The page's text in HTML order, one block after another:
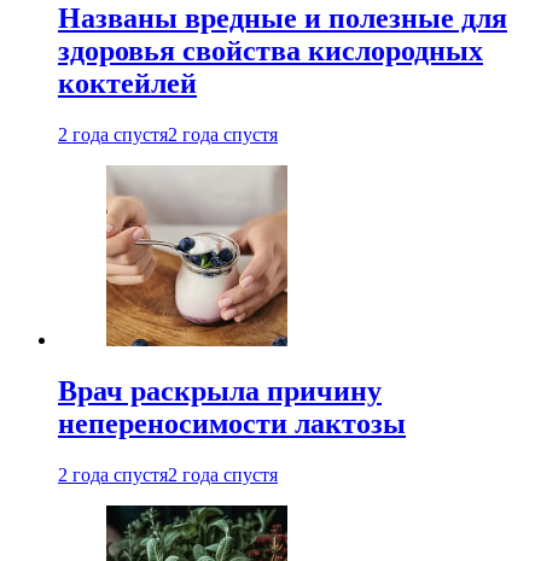
Названы вредные и полезные для
здоровья свойства кислородных
коктейлей
2 года спустя2 года спустя
Врач раскрыла причину
непереносимости лактозы
2 года спустя2 года спустя